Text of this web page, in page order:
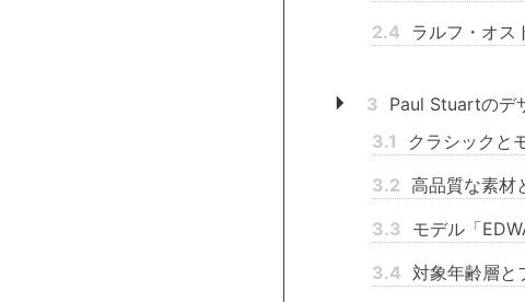
2.4 ラルフ・オス
3 Paul Stuartのデ
3.1
クラシックと
3.2 高品質な素材
3.3 モデル「
3.4 対象年齢層と